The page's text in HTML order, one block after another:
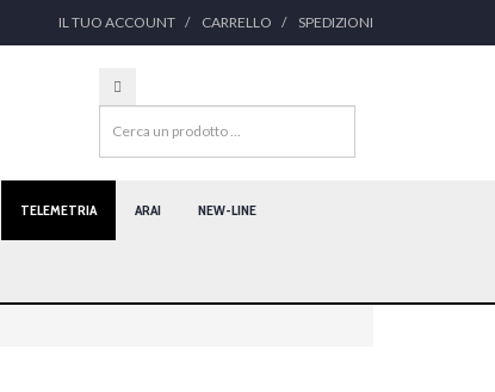
IL TUO ACCOUNT CARRELLO SPEDIZIONI
TELEMETRIA ARAI NEW-LINE